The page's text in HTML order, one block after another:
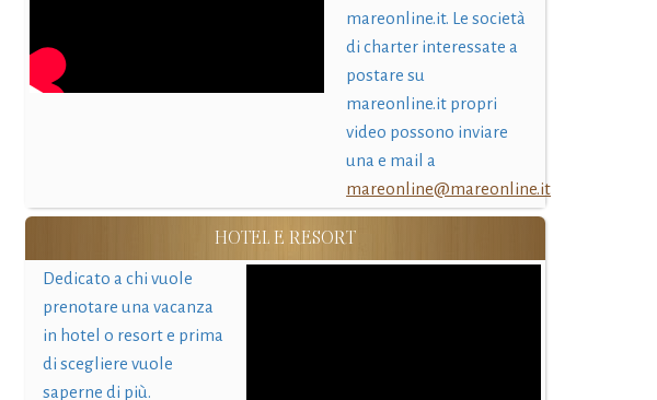
mareonline.it. Le società
di charter interessate a
postare su
mareonline.it propri
video possono inviare
una e mail a
mareonline@mareonline.it
HOTEL E RESORT
Dedicato a chi vuole
prenotare una vacanza
in hotel o resort e prima
di scegliere vuole
saperne di più.